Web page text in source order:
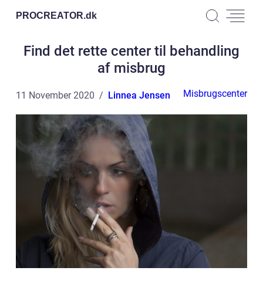
PROCREATOR.dk
Find det rette center til behandling
af misbrug
11 November 2020 Linnea Jensen Misbrugscenter